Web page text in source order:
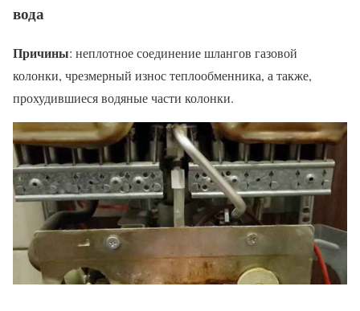
вода
Причины: неплотное соединение шлангов газовой
колонки, чрезмерный износ теплообменника, а также,
прохудившиеся водяные части колонки.